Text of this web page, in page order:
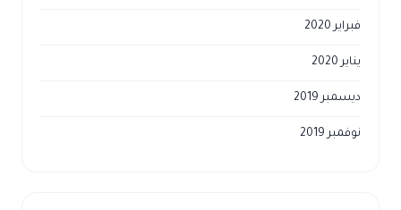
فبراير 2020
يناير 2020
ديسمبر 2019
نوفمبر 2019